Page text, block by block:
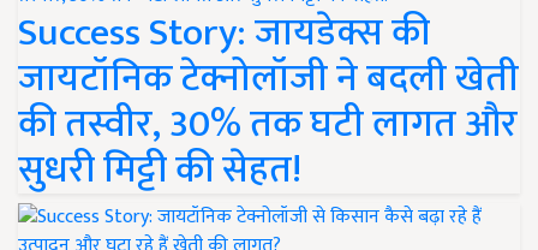
Success Story: जायडेक्स की
जायटॉनिक टेक्नोलॉजी ने बदली खेती
की तस्वीर, 30% तक घटी लागत और
सुधरी मिट्टी की सेहत!